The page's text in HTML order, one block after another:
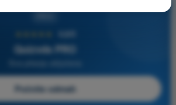
4,6/5
Quizvds PRO
Počnite odmah